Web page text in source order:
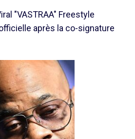
"VASTRAA" Freestyle
après la co-signature